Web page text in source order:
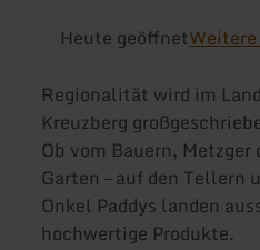
Heute geöffnet
Regionalität wird im
Kreuzberg
Ob vom Bauern, Metzger
Garten – auf den Tellern
Onkel Paddys landen
hochwertige Produkte.